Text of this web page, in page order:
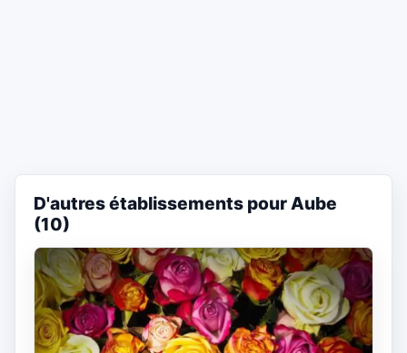
D'autres établissements pour Aube
(10)